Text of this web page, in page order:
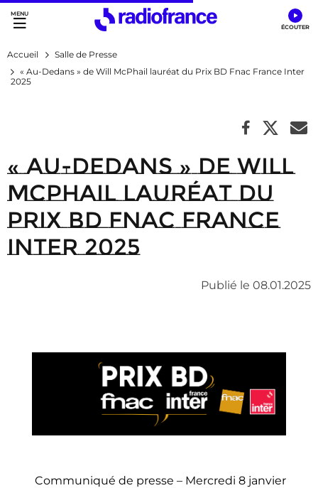
Accès direct :
Menu principal
Contenu
Accueil
Salle de Presse
« Au-Dedans » de Will McPhail lauréat du Prix BD Fnac France Inter
2025
« Au-Dedans » de Will
McPhail lauréat du
Prix BD Fnac France
Inter 2025
Publié le 08.01.2025
Communiqué de presse – Mercredi 8 janvier